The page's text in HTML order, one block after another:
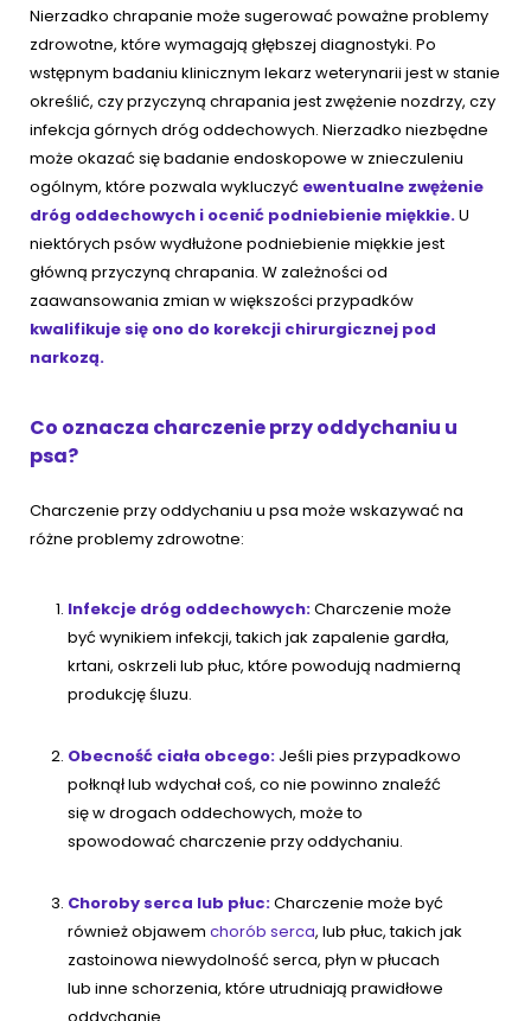
Nierzadko chrapanie może sugerować poważne problemy
zdrowotne, które wymagają głębszej diagnostyki. Po
wstępnym badaniu klinicznym lekarz weterynarii jest w stanie
określić, czy przyczyną chrapania jest zwężenie nozdrzy, czy
infekcja górnych dróg oddechowych. Nierzadko niezbędne
może okazać się badanie endoskopowe w znieczuleniu
ogólnym, które pozwala wykluczyć ewentualne zwężenie
dróg oddechowych i ocenić podniebienie miękkie.U
niektórych psów wydłużone podniebienie miękkie jest
główną przyczyną chrapania. W zależności od
zaawansowania zmian w większości przypadków
kwalifikuje się ono do korekcji chirurgicznej pod
narkozą.
Co oznacza charczenie przy oddychaniu u
psa?
Charczenie przy oddychaniu u psa może wskazywać na
różne problemy zdrowotne:
Infekcje dróg oddechowych:Charczenie może
być wynikiem infekcji, takich jak zapalenie gardła,
krtani, oskrzeli lub płuc, które powodują nadmierną
produkcję śluzu.
Obecność ciała obcego: Jeśli pies przypadkowo
połknął lub wdychał coś, co nie powinno znaleźć
się w drogach oddechowych, może to
spowodować charczenie przy oddychaniu.
Choroby serca lub płuc:Charczenie może być
również objawem chorób serca, lub płuc, takich jak
zastoinowa niewydolność serca, płyn w płucach
lub inne schorzenia, które utrudniają prawidłowe
oddychanie.